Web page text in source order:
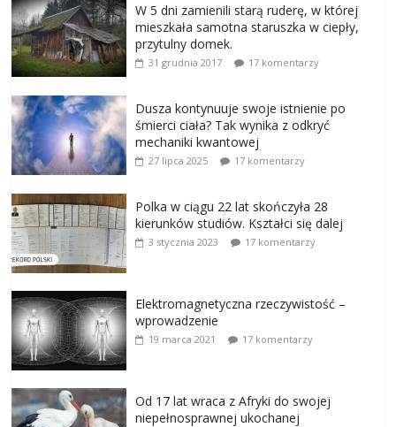
W 5 dni zamienili starą ruderę, w której
mieszkała samotna staruszka w ciepły,
przytulny domek.
31 grudnia 2017 17 komentarzy
Dusza kontynuuje swoje istnienie po
śmierci ciała? Tak wynika z odkryć
mechaniki kwantowej
27 lipca 2025 17 komentarzy
Polka w ciągu 22 lat skończyła 28
kierunków studiów. Kształci się dalej
3 stycznia 2023 17 komentarzy
Elektromagnetyczna rzeczywistość –
wprowadzenie
19 marca 2021 17 komentarzy
Od 17 lat wraca z Afryki do swojej
niepełnosprawnej ukochanej